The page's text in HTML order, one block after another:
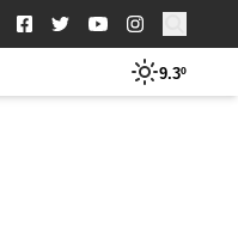
Buscar:
9.3º